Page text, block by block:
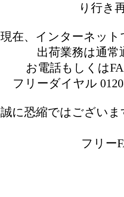
り行き
現在、インターネッ
出荷業務は通
お電話もしくは
フリーダイヤル
誠に恐縮ではござい
フリー